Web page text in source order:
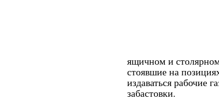
ящичном и
стоявшие на
издаваться рабочие
забастовки.